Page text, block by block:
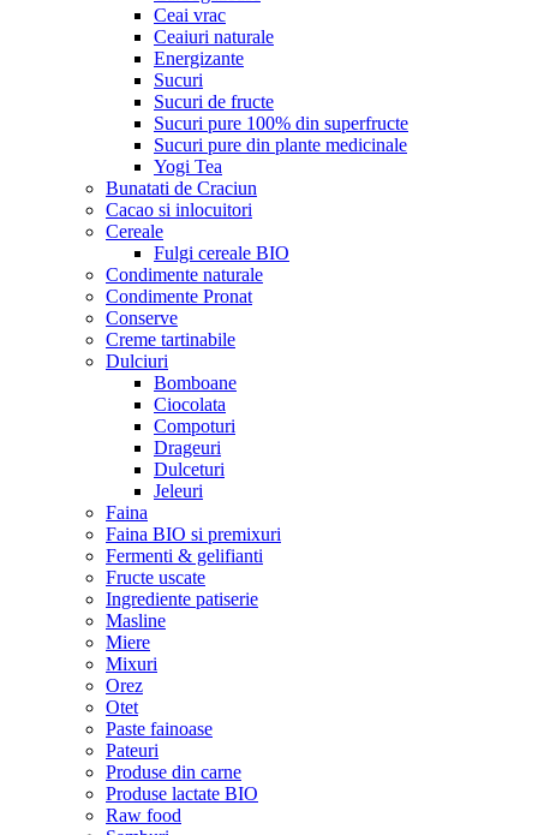
Ceai vrac
Ceaiuri naturale
Energizante
Sucuri
Sucuri de fructe
Sucuri pure 100% din superfructe
Sucuri pure din plante medicinale
Yogi Tea
Bunatati de Craciun
Cacao si inlocuitori
Cereale
Fulgi cereale BIO
Condimente naturale
Condimente Pronat
Conserve
Creme tartinabile
Dulciuri
Bomboane
Ciocolata
Compoturi
Drageuri
Dulceturi
Jeleuri
Faina
Faina BIO si premixuri
Fermenti & gelifianti
Fructe uscate
Ingrediente patiserie
Masline
Miere
Mixuri
Orez
Otet
Paste fainoase
Pateuri
Produse din carne
Produse lactate BIO
Raw food